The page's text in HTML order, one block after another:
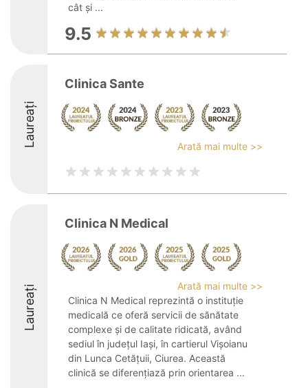
cât și ...
9.5
Laureați
Clinica Sante
Arată mai multe >>
Laureați
Clinica N Medical
Arată mai multe >>
Clinica N Medical reprezintă o instituție
medicală ce oferă servicii de sănătate
complexe și de calitate ridicată, având
sediul în județul Iași, în cartierul Vișoianu
din Lunca Cetățuii, Ciurea. Această
clinică se diferențiază prin orientarea ...